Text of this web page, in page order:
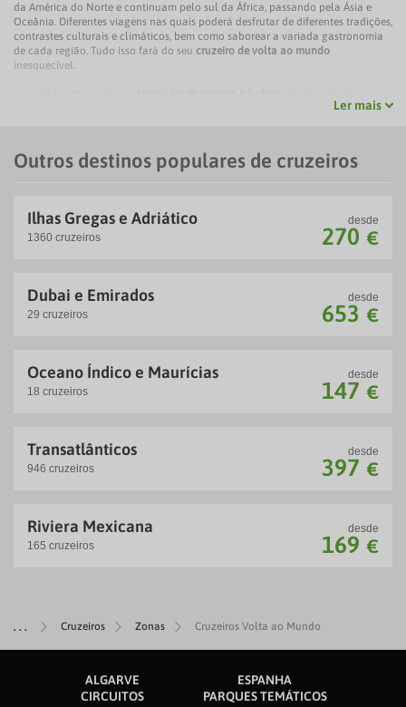
Cruzeiros Zonas Cruzeiros Volta ao Mundo
da América do Norte e continuam pelo sul da África, passando pela Ásia e
Oceânia. Diferentes viagens nas quais poderá desfrutar de diferentes tradições,
contrastes culturais e climáticos, bem como saborear a variada gastronomia
de cada região. Tudo isso fará do seu cruzeiro de volta ao mundo
inesquecível.
confortáveis ​​e, ao mesmo tempo, de uma experiência única que lhe
Desconecte-se no spa, pratique desporto, refresque-se nas piscinas ou divirta-
ao mundo
algo completo e especial. O melhor de cada canto do mundo
espera por si com a comodidade adicional de fazer e desfazer a mala apenas
uma vez.
Corte Inglés. Escolha uma das opções de
cruzeiro de volta ao mundoque
oferecemos e embarque na sua nova aventura.
Ler mais
Outros destinos populares de cruzeiros
Ilhas Gregas e Adriático
1360 cruzeiros
desde
270 €
Dubai e Emirados
29 cruzeiros
desde
653 €
Oceano Índico e Maurícias
18 cruzeiros
desde
147 €
Transatlânticos
946 cruzeiros
desde
397 €
Riviera Mexicana
165 cruzeiros
desde
169 €
ALGARVE
ESPANHA
CIRCUITOS
PARQUES TEMÁTICOS